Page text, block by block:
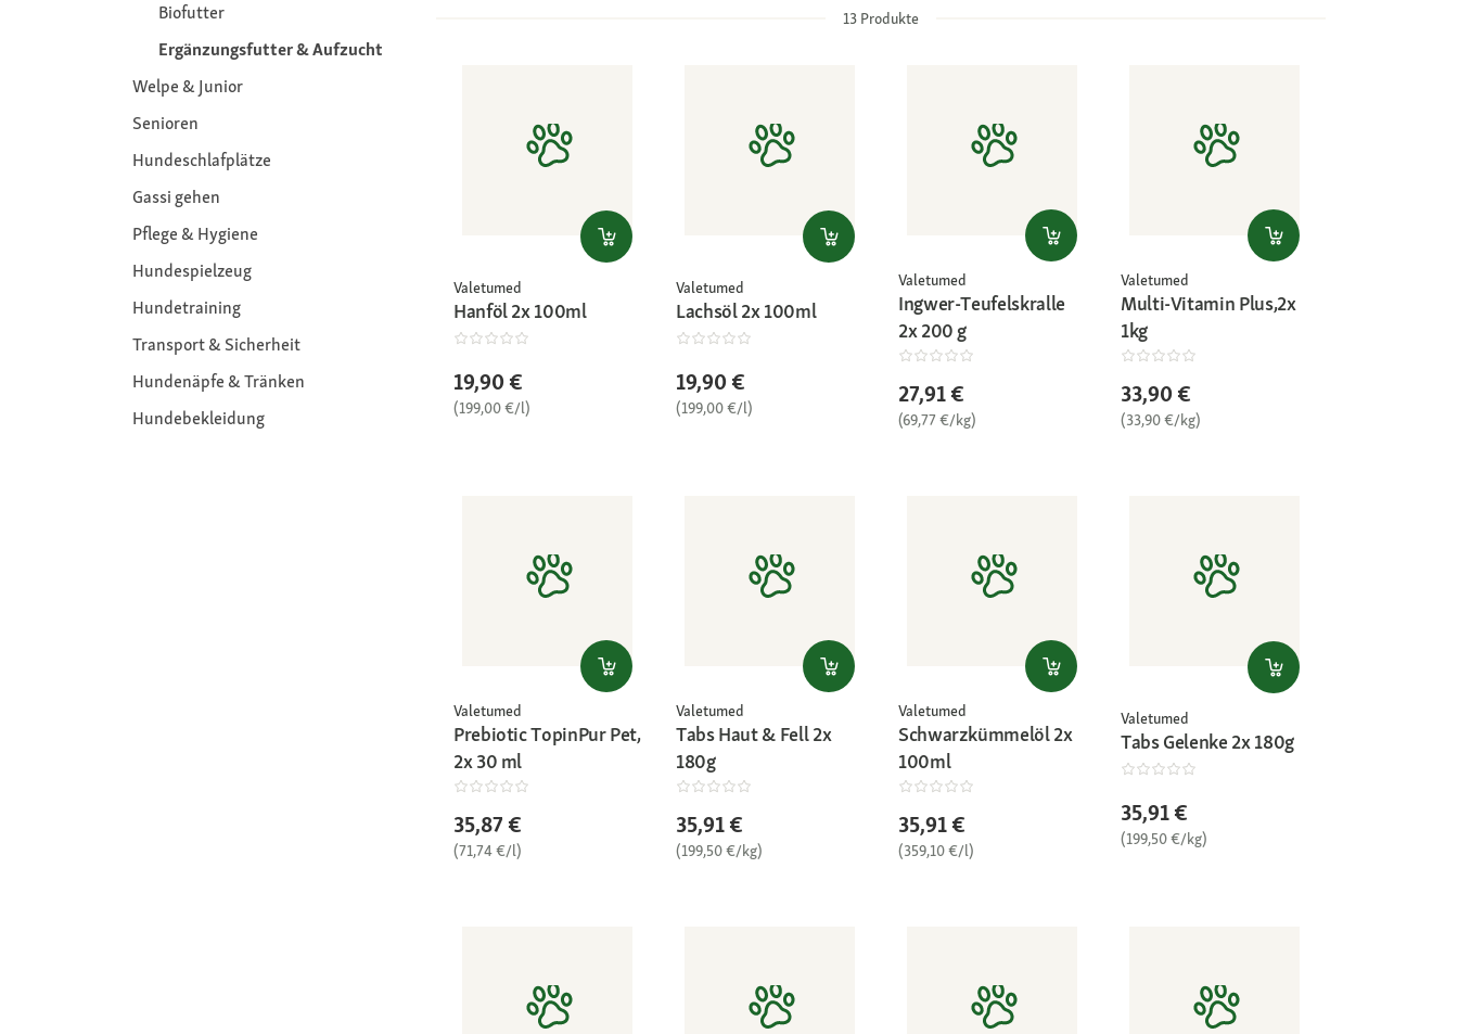
Biofutter
Ergänzungsfutter & Aufzucht
Welpe & Junior
Senioren
Hundeschlafplätze
Gassi gehen
Pflege & Hygiene
Hundespielzeug
Hundetraining
Transport & Sicherheit
Hundenäpfe & Tränken
Hundebekleidung
13 Produkte
Valetumed
Hanföl 2x 100ml
19,90 €
(199,00 €/l)
Valetumed
Lachsöl 2x 100ml
19,90 €
(199,00 €/l)
Valetumed
Ingwer-Teufelskralle
2x 200 g
27,91 €
(69,77 €/kg)
Valetumed
Multi-Vitamin Plus,2x
1kg
33,90 €
(33,90 €/kg)
Valetumed
Prebiotic TopinPur Pet,
2x 30 ml
35,87 €
(71,74 €/l)
Valetumed
Tabs Haut & Fell 2x
180g
35,91 €
(199,50 €/kg)
Valetumed
Schwarzkümmelöl 2x
100ml
35,91 €
(359,10 €/l)
Valetumed
Tabs Gelenke 2x 180g
35,91 €
(199,50 €/kg)